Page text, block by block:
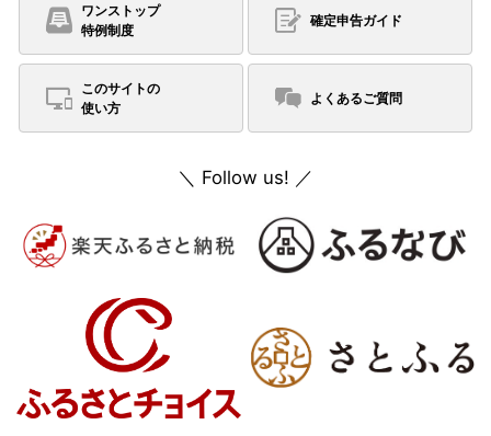
ワンストップ
特例制度
確定申告ガイド
このサイトの
使い方
よくあるご質問
＼ Follow us! ／